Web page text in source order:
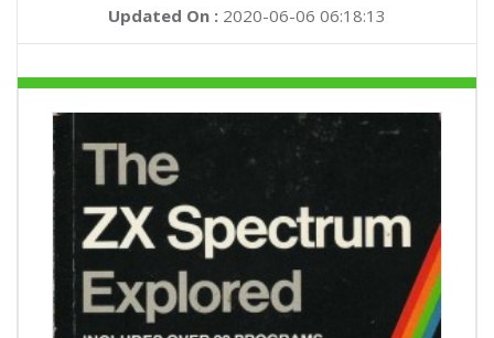
Updated On : 2020-06-06 06:18:13